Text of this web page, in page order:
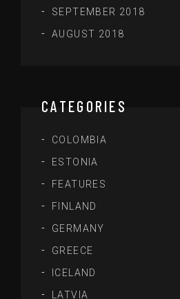
SEPTEMBER 2018
AUGUST 2018
CATEGORIES
COLOMBIA
ESTONIA
FEATURES
FINLAND
GERMANY
GREECE
ICELAND
LATVIA